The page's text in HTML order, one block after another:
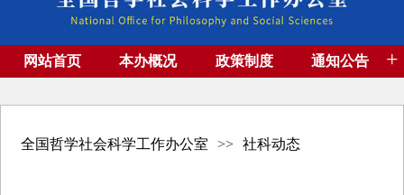
网站首页 本办概况 政策制度 通知公告 +
全国哲学社会科学工作办公室 >> 社科动态